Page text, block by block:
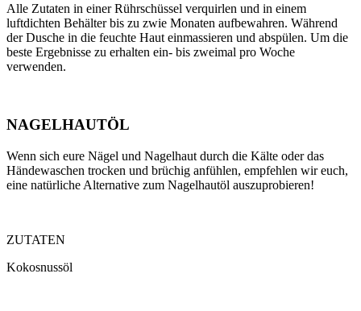
Alle Zutaten in einer Rührschüssel verquirlen und in einem
luftdichten Behälter bis zu zwie Monaten aufbewahren. Während
der Dusche in die feuchte Haut einmassieren und abspülen. Um die
beste Ergebnisse zu erhalten ein- bis zweimal pro Woche
verwenden.
NAGELHAUTÖL
Wenn sich eure Nägel und Nagelhaut durch die Kälte oder das
Händewaschen trocken und brüchig anfühlen, empfehlen wir euch,
eine natürliche Alternative zum Nagelhautöl auszuprobieren!
ZUTATEN
Kokosnussöl